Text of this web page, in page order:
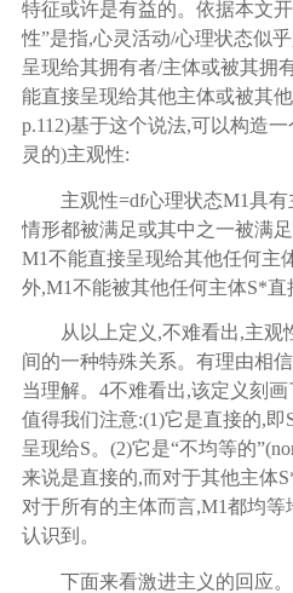
特征或许是有益的。依据本文
性”是指,心灵活动/心理状态似
呈现给其拥有者/主体或被其拥
能直接呈现给其他主体或被其
p.112)基于这个说法,可以构造
灵的)主观性:
主观性=df心理状态M1具有
情形都被满足或其中之一被满
M1不能直接呈现给其他任何主
外,M1不能被其他任何主体S*直
从以上定义 ,不难看出,主观
间的一种特殊关系。有理由相
当理解。 4不难看出,该定义刻
值得我们注意:(1)它是直接的,
呈现给S。(2)它是“不均等的
来说是直接的,而对于其他主体
对于所有的主体而言,M1都均等
认识到。
下面来看激进主义的回应